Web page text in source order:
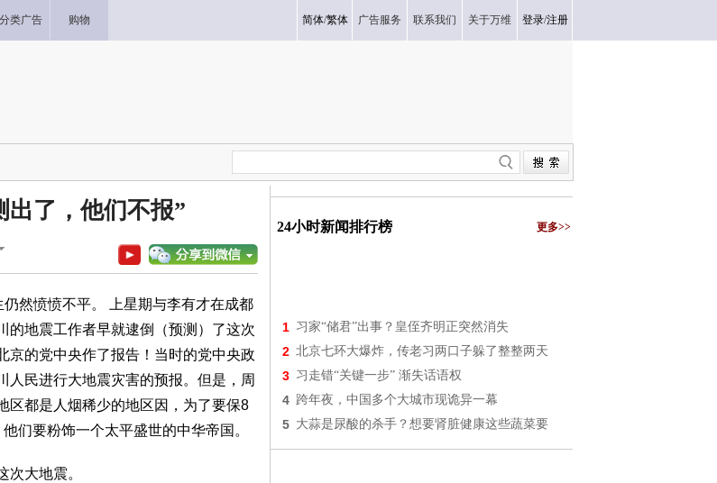
分类广告 购物 简体/繁体 广告服务 联系我们 关于万维 登录/注册
出了，他们不报”
然愤愤不平。 上星期与李有才在成都
的地震工作者早就逮倒（预测）了这次
京的党中央作了报告！当时的党中央政
人民进行大地震灾害的预报。但是，周
区都是人烟稀少的地区因，为了要保8
们要粉饰一个太平盛世的中华帝国。
次大地震。
24小时新闻排行榜 更多>>
1 习家“储君”出事？皇侄齐明正突然消失
2 北京七环大爆炸，传老习两口子躲了整整两天
3 习走错“关键一步” 渐失话语权
4 跨年夜，中国多个大城市现诡异一幕
5 大蒜是尿酸的杀手？想要肾脏健康这些蔬菜要